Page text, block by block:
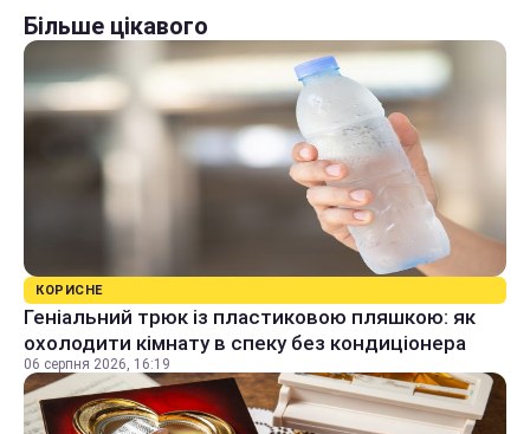
Більше цікавого
КОРИСНЕ
Геніальний трюк із пластиковою пляшкою: як
охолодити кімнату в спеку без кондиціонера
06 серпня 2026, 16:19